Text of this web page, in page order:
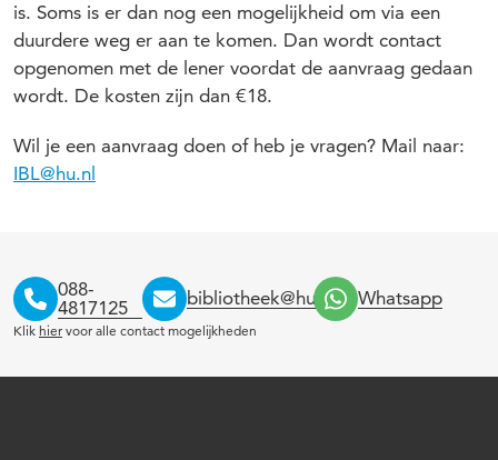
is. Soms is er dan nog een mogelijkheid om via een
duurdere weg er aan te komen. Dan wordt contact
opgenomen met de lener voordat de aanvraag gedaan
wordt. De kosten zijn dan €18.
Wil je een aanvraag doen of heb je vragen? Mail naar:
IBL@hu.nl
088-
4817125
bibliotheek@hu.nl Whatsapp
Klik hier voor alle contact mogelijkheden